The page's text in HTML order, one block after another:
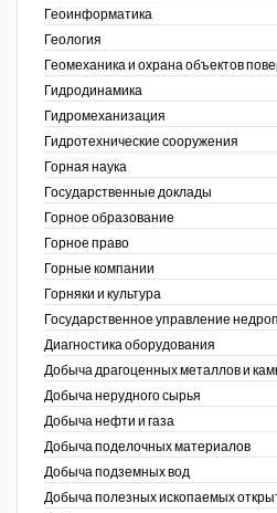
Геоинформатика
Геология
Геомеханика и охрана объектов
Гидродинамика
Гидромеханизация
Гидротехнические сооружения
Горная наука
Государственные доклады
Горное образование
Горное право
Горные компании
Горняки и культура
Государственное управление
Диагностика оборудования
Добыча драгоценных металлов и
Добыча нерудного сырья
Добыча нефти и газа
Добыча поделочных материалов
Добыча подземных вод
Добыча полезных ископаемых